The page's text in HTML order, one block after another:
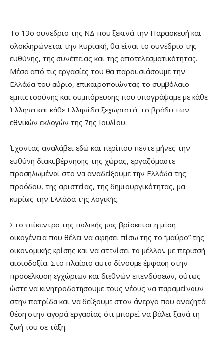
Το 13ο συνέδριο της ΝΔ που ξεκινά την Παρασκευή και
ολοκληρώνεται την Κυριακή, θα είναι το συνέδριο της
ευθύνης, της συνέπειας και της αποτελεσματικότητας.
Μέσα από τις εργασίες του θα παρουσιάσουμε την
Ελλάδα του αύριο, επικαιροποιώντας το συμβόλαιο
εμπιστοσύνης και συμπόρευσης που υπογράψαμε με κάθε
Έλληνα και κάθε Ελληνίδα ξεχωριστά, το βράδυ των
εθνικών εκλογών της 7ης Ιουλίου.
Έχοντας αναλάβει εδώ και περίπου πέντε μήνες την
ευθύνη διακυβέρνησης της χώρας, εργαζόμαστε
προσηλωμένοι στο να αναδείξουμε την Ελλάδα της
προόδου, της αριστείας, της δημιουργικότητας, μα
κυρίως την Ελλάδα της λογικής.
Στο επίκεντρο της πολικής μας βρίσκεται η μέση
οικογένεια που θέλει να αφήσει πίσω της το “μαύρο” της
οικονομικής κρίσης και να ατενίσει το μέλλον με περισσή
αισιοδοξία. Στο πλαίσιο αυτό δίνουμε έμφαση στην
προσέλκυση εγχώριων και διεθνών επενδύσεων, ούτως
ώστε να κινητροδοτήσουμε τους νέους να παραμείνουν
στην πατρίδα και να δείξουμε στον άνεργο που αναζητά
θέση στην αγορά εργασίας ότι μπορεί να βάλει ξανά τη
ζωή του σε τάξη.